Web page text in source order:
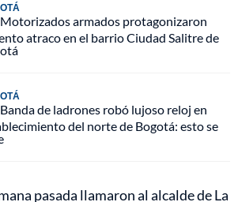
Motorizados armados protagonizaron
atraco en el barrio Ciudad Salitre de
Banda de ladrones robó lujoso reloj en
del norte de Bogotá: esto se
pasada llamaron al alcalde de La